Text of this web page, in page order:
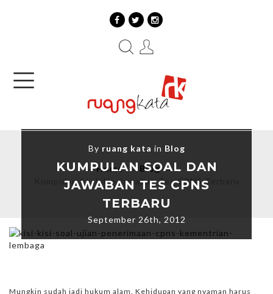
Home→ Blog→
Kumpulan Soal dan Jawaban Tes CPNS Terbaru
By ruang kata in Blog
KUMPULAN SOAL DAN
JAWABAN TES CPNS
TERBARU
September 26th, 2012
Mungkin sudah jadi hukum alam. Kehidupan yang nyaman harus